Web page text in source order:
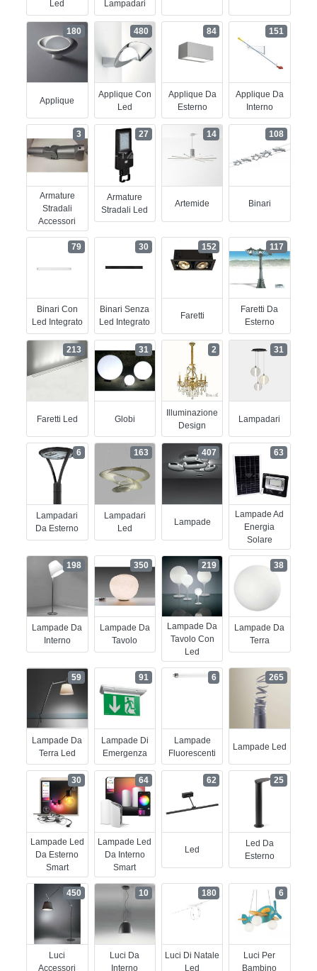
Led Lampadari
Applique
180
Applique Con
Led
480
Applique Da
Esterno
84
Applique Da
Interno
151
Armature
Stradali
Accessori
3
Armature
Stradali Led
27
Artemide
14
Binari
108
Binari Con
Led Integrato
79
Binari Senza
Led Integrato
30
Faretti
152
Faretti Da
Esterno
117
Faretti Led
213
Globi
31
Illuminazione
Design
2
Lampadari
31
Lampadari
Da Esterno
6
Lampadari
Led
163
Lampade
407
Lampade Ad
Energia
Solare
63
Lampade Da
Interno
198
Lampade Da
Tavolo
350
Lampade Da
Tavolo Con
Led
219
Lampade Da
Terra
38
Lampade Da
Terra Led
59
Lampade Di
Emergenza
91
Lampade
Fluorescenti
6
Lampade Led
265
Lampade Led
Da Esterno
Smart
30
Lampade Led
Da Interno
Smart
64
Led
62
Led Da
Esterno
25
Luci
Accessori
450
Luci Da
Interno
10
Luci Di Natale
Led
180
Luci Per
Bambino
6